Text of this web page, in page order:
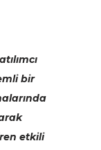
bir
etkili